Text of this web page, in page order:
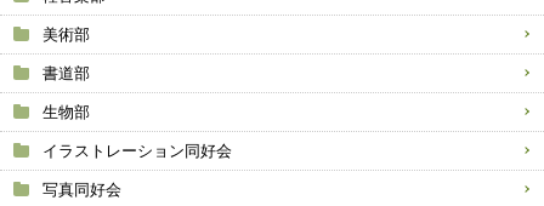
美術部
書道部
生物部
イラストレーション同好会
写真同好会